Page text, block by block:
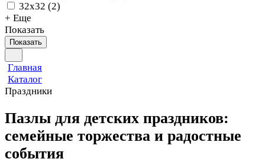
32х32 (2)
+ Еще
Показать
Показать
Главная
Каталог
Праздники
Пазлы для детских праздников:
семейные торжества и радостные
события